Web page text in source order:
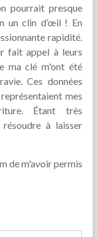
pourrait presque
un clin d’œil ! En
rapidité.
fait appel à leurs
ma clé m'ont été
Ces données
mes
Étant très
à laisser
de m'avoir permis